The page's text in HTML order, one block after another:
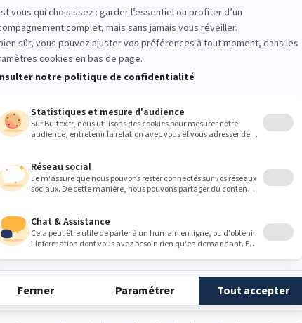
l’une des techniques comportementales basées sur la
relaxation…
de faire le lien entre pensées, émotions et actions pour
qui va vous aider à installer le calme, vous apaiser,
à votre literie
mais une bonne literie bien entretenue est essentielle pour se
par mois, n’hésitez pas à passer un petit coup d’aspi sur votre
matelas pour plus de confort. Et n’oubliez pas de renouveler
d’un sommier et d’un matelas sont estimées à 5 ans et celle
13% de sommeil profond en plus.
social porte préjudice au sommeil ! »
manque de socialisation favorise les troubles du sommeil : près
à s’endormir*.